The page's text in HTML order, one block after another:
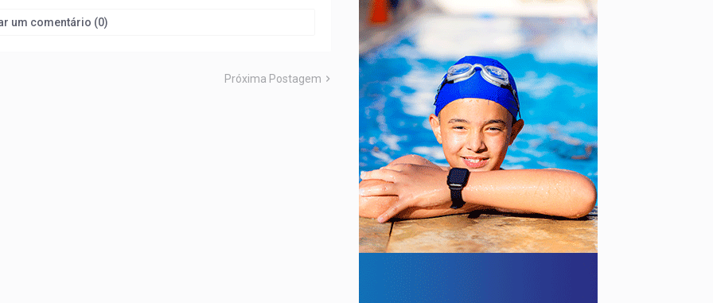
um comentário (0)
Próxima Postagem